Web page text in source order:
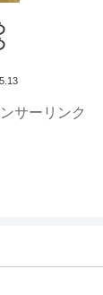
サーリンク